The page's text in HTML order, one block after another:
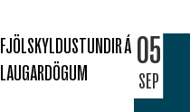
FJÖLSKYLDUSTUNDIR Á
LAUGARDÖGUM
05
SEP